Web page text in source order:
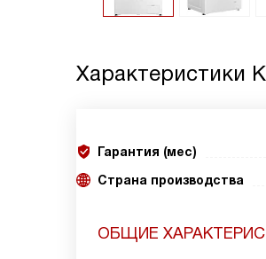
Характеристики
Гарантия (мес)
Страна производства
ОБЩИЕ